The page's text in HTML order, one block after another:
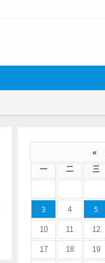
«
一 二 三
3 4 5
10 11 12
17 18 19